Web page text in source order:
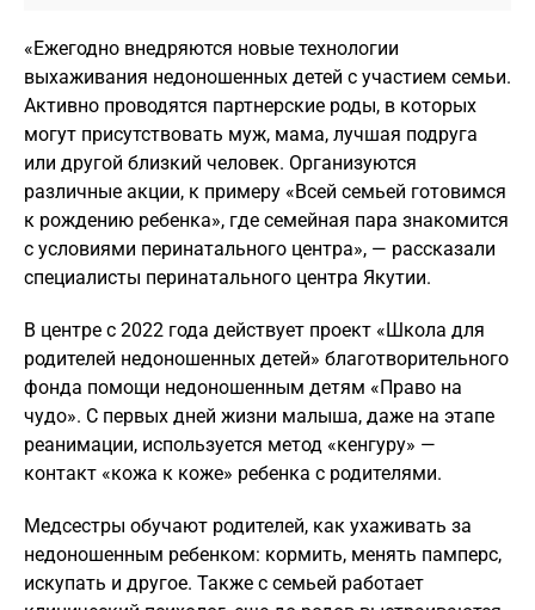
«Ежегодно внедряются новые технологии
выхаживания недоношенных детей с участием семьи.
Активно проводятся партнерские роды, в которых
могут присутствовать муж, мама, лучшая подруга
или другой близкий человек. Организуются
различные акции, к примеру «Всей семьей готовимся
к рождению ребенка», где семейная пара знакомится
с условиями перинатального центра», — рассказали
специалисты перинатального центра Якутии.
В центре с 2022 года действует проект «Школа для
родителей недоношенных детей» благотворительного
фонда помощи недоношенным детям «Право на
чудо». С первых дней жизни малыша, даже на этапе
реанимации, используется метод «кенгуру» —
контакт «кожа к коже» ребенка с родителями.
Медсестры обучают родителей, как ухаживать за
недоношенным ребенком: кормить, менять памперс,
искупать и другое. Также с семьей работает